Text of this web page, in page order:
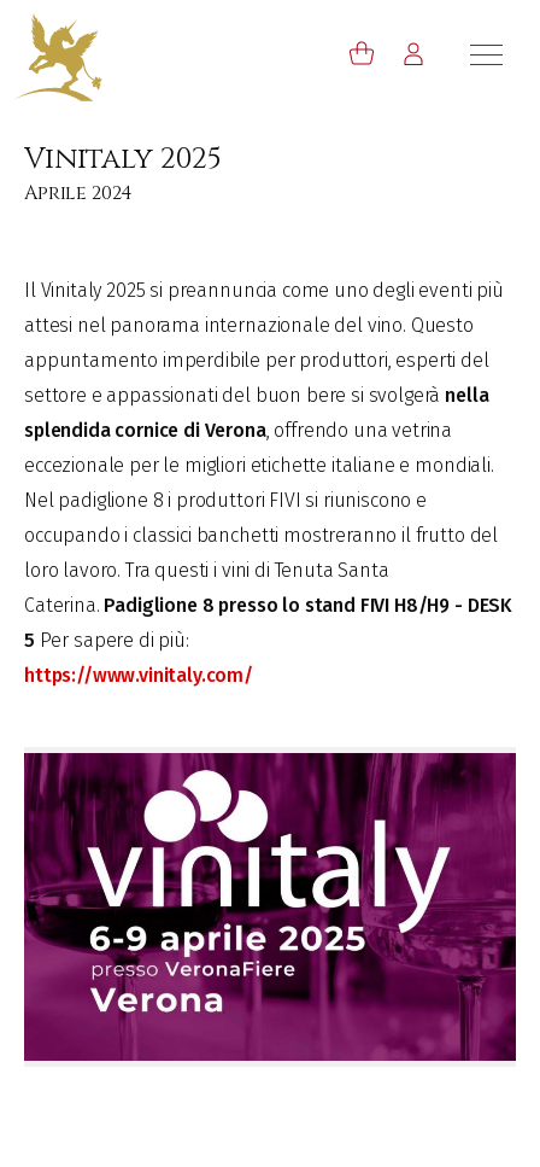
Vinitaly 2025
Aprile 2024
Il Vinitaly 2025 si preannuncia come uno degli eventi più
attesi nel panorama internazionale del vino. Questo
appuntamento imperdibile per produttori, esperti del
settore e appassionati del buon bere si svolgerà nella
splendida cornice di Verona, offrendo una vetrina
eccezionale per le migliori etichette italiane e mondiali.
Nel padiglione 8 i produttori FIVI si riuniscono e
occupando i classici banchetti mostreranno il frutto del
loro lavoro.Tra questi i vini di Tenuta Santa
Caterina. Padiglione 8 presso lo stand FIVI H8/H9 - DESK
5 Per sapere di più:
https://www.vinitaly.com/